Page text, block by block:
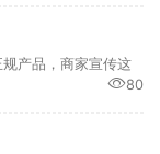
产品，商家宣传这
80